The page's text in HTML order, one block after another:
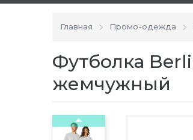
Главная Промо-одежда
Футболка
жемчужный